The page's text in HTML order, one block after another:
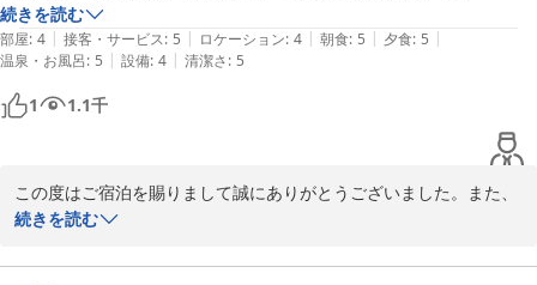
それまで食べたキンメ、味が濃くて苦手意識があったのですが味付けの
塩梅がとても良くて、おいしかったです
全てにおいて食べやすく調理していただいていて、またお料理目当てで
行きたいねと同行者たちとも言ってました。
シーズンオフだからこそなのだと思いますが、窓から見えるプールが整
続きを読む
部屋: 4 | 接客・サービス: 5 | ロケーション: 4 | 朝食: 5 | 夕食: 5 |
温泉・お風呂: 5 | 設備: 4 | 清潔さ: 5
1 1.1千
この度はご宿泊を賜りまして誠にありがとうございました。また、
お食事にご満足いただけました事嬉しい限りでございます。金目鯛
機会がございましたら又お越しくださいませ。
続きを読む